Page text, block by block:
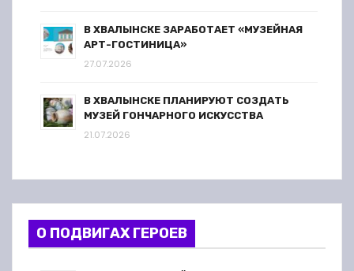
В ХВАЛЫНСКЕ ЗАРАБОТАЕТ «МУЗЕЙНАЯ
АРТ-ГОСТИНИЦА»
27.07.2026
В ХВАЛЫНСКЕ ПЛАНИРУЮТ СОЗДАТЬ
МУЗЕЙ ГОНЧАРНОГО ИСКУССТВА
21.07.2026
О ПОДВИГАХ ГЕРОЕВ